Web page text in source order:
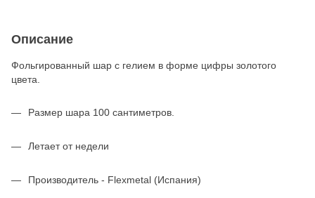
Описание
Фольгированный шар с гелием в форме цифры золотого
цвета.
Размер шара 100 сантиметров.
Летает от недели
Производитель - Flexmetal (Испания)